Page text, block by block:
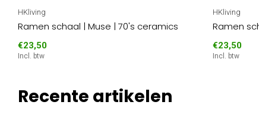
HKliving
Ramen schaal | Muse | 70's ceramics
€23,50
Incl. btw
HKliving
Ramen
€23,50
Incl. btw
Recente artikelen